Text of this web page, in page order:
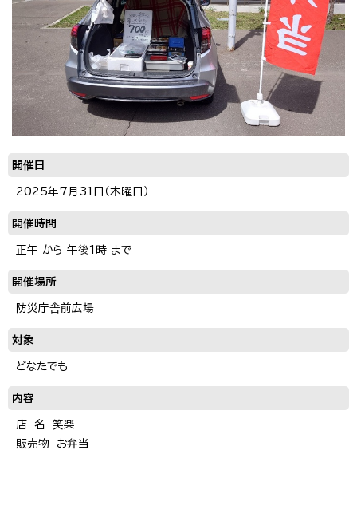
開催日
2025年7月31日（木曜日）
開催時間
正午 から 午後1時 まで
開催場所
防災庁舎前広場
対象
どなたでも
内容
店 名 笑楽
販売物 お弁当